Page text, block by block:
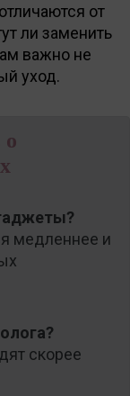
от
ли заменить
важно не
уход.
о
медленнее и
скорее